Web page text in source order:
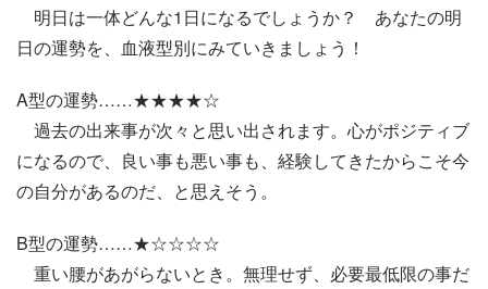
明日は一体どんな1日になるでしょうか？ あなたの明
日の運勢を、血液型別にみていきましょう！
A型の運勢……★★★★☆
過去の出来事が次々と思い出されます。心がポジティブ
になるので、良い事も悪い事も、経験してきたからこそ今
の自分があるのだ、と思えそう。
B型の運勢……★☆☆☆☆
重い腰があがらないとき。無理せず、必要最低限の事だ